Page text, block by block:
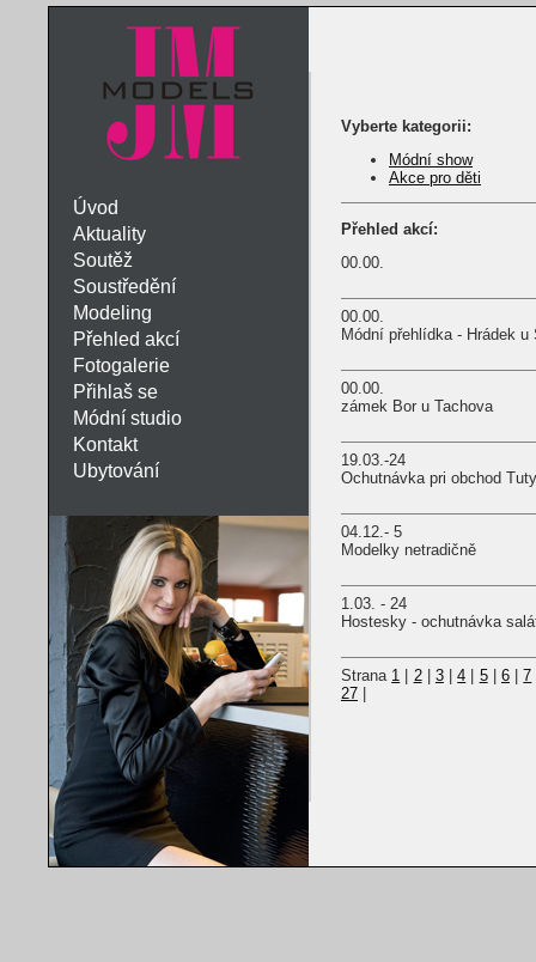
Úvod
Aktuality
Soutěž
Soustředění
Modeling
Přehled akcí
Fotogalerie
Přihlaš se
Módní studio
Kontakt
Ubytování
Vyberte kategorii:
Módní show
Akce pro děti
Přehled akcí:
00.00.
00.00.
Módní přehlídka - Hrádek u
00.00.
zámek Bor u Tachova
19.03.-24
Ochutnávka pri obchod Tuty
04.12.- 5
Modelky netradičně
1.03. - 24
Hostesky - ochutnávka
Strana 1 2| 3|4 5| 6|7
27